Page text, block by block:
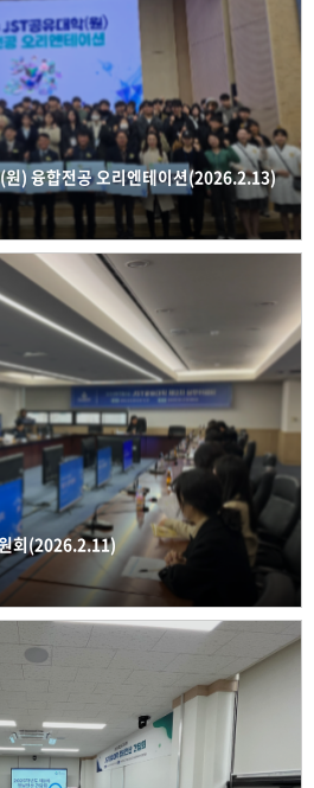
) 융합전공 오리엔테이션(2026.2.13)
무위원회(2026.2.11)